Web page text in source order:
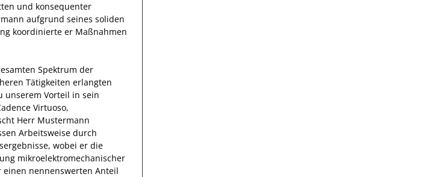
und konsequenter
aufgrund seines soliden
koordinierte er Maßnahmen
Spektrum der
Tätigkeiten erlangten
unserem Vorteil in sein
Virtuoso,
Herr Mustermann
Arbeitsweise durch
, wobei er die
mikroelektromechanischer
nennenswerten Anteil